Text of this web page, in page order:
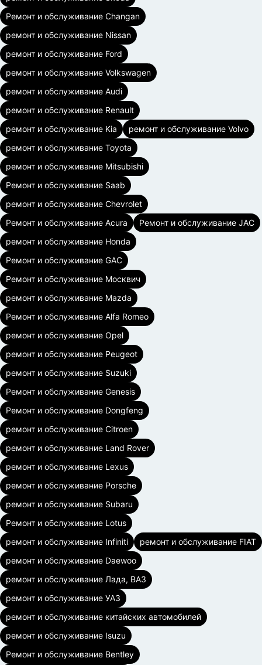
Ремонт и обслуживание Changan
ремонт и обслуживание Nissan
ремонт и обслуживание Ford
ремонт и обслуживание Volkswagen
ремонт и обслуживание Audi
ремонт и обслуживание Renault
ремонт и обслуживание Kia
ремонт и обслуживание Volvo
ремонт и обслуживание Toyota
ремонт и обслуживание Mitsubishi
Ремонт и обслуживание Saab
ремонт и обслуживание Chevrolet
Ремонт и обслуживание Acura
Ремонт и обслуживание JAC
ремонт и обслуживание Honda
Ремонт и обслуживание GAC
Ремонт и обслуживание Москвич
ремонт и обслуживание Mazda
Ремонт и обслуживание Alfa Romeo
ремонт и обслуживание Opel
ремонт и обслуживание Peugeot
ремонт и обслуживание Suzuki
Ремонт и обслуживание Genesis
Ремонт и обслуживание Dongfeng
ремонт и обслуживание Citroen
ремонт и обслуживание Land Rover
ремонт и обслуживание Lexus
ремонт и обслуживание Porsche
ремонт и обслуживание Subaru
Ремонт и обслуживание Lotus
ремонт и обслуживание Infiniti
ремонт и обслуживание FIAT
ремонт и обслуживание Daewoo
ремонт и обслуживание Лада, ВАЗ
ремонт и обслуживание УАЗ
ремонт и обслуживание китайских автомобилей
ремонт и обслуживание Isuzu
Ремонт и обслуживание Bentley